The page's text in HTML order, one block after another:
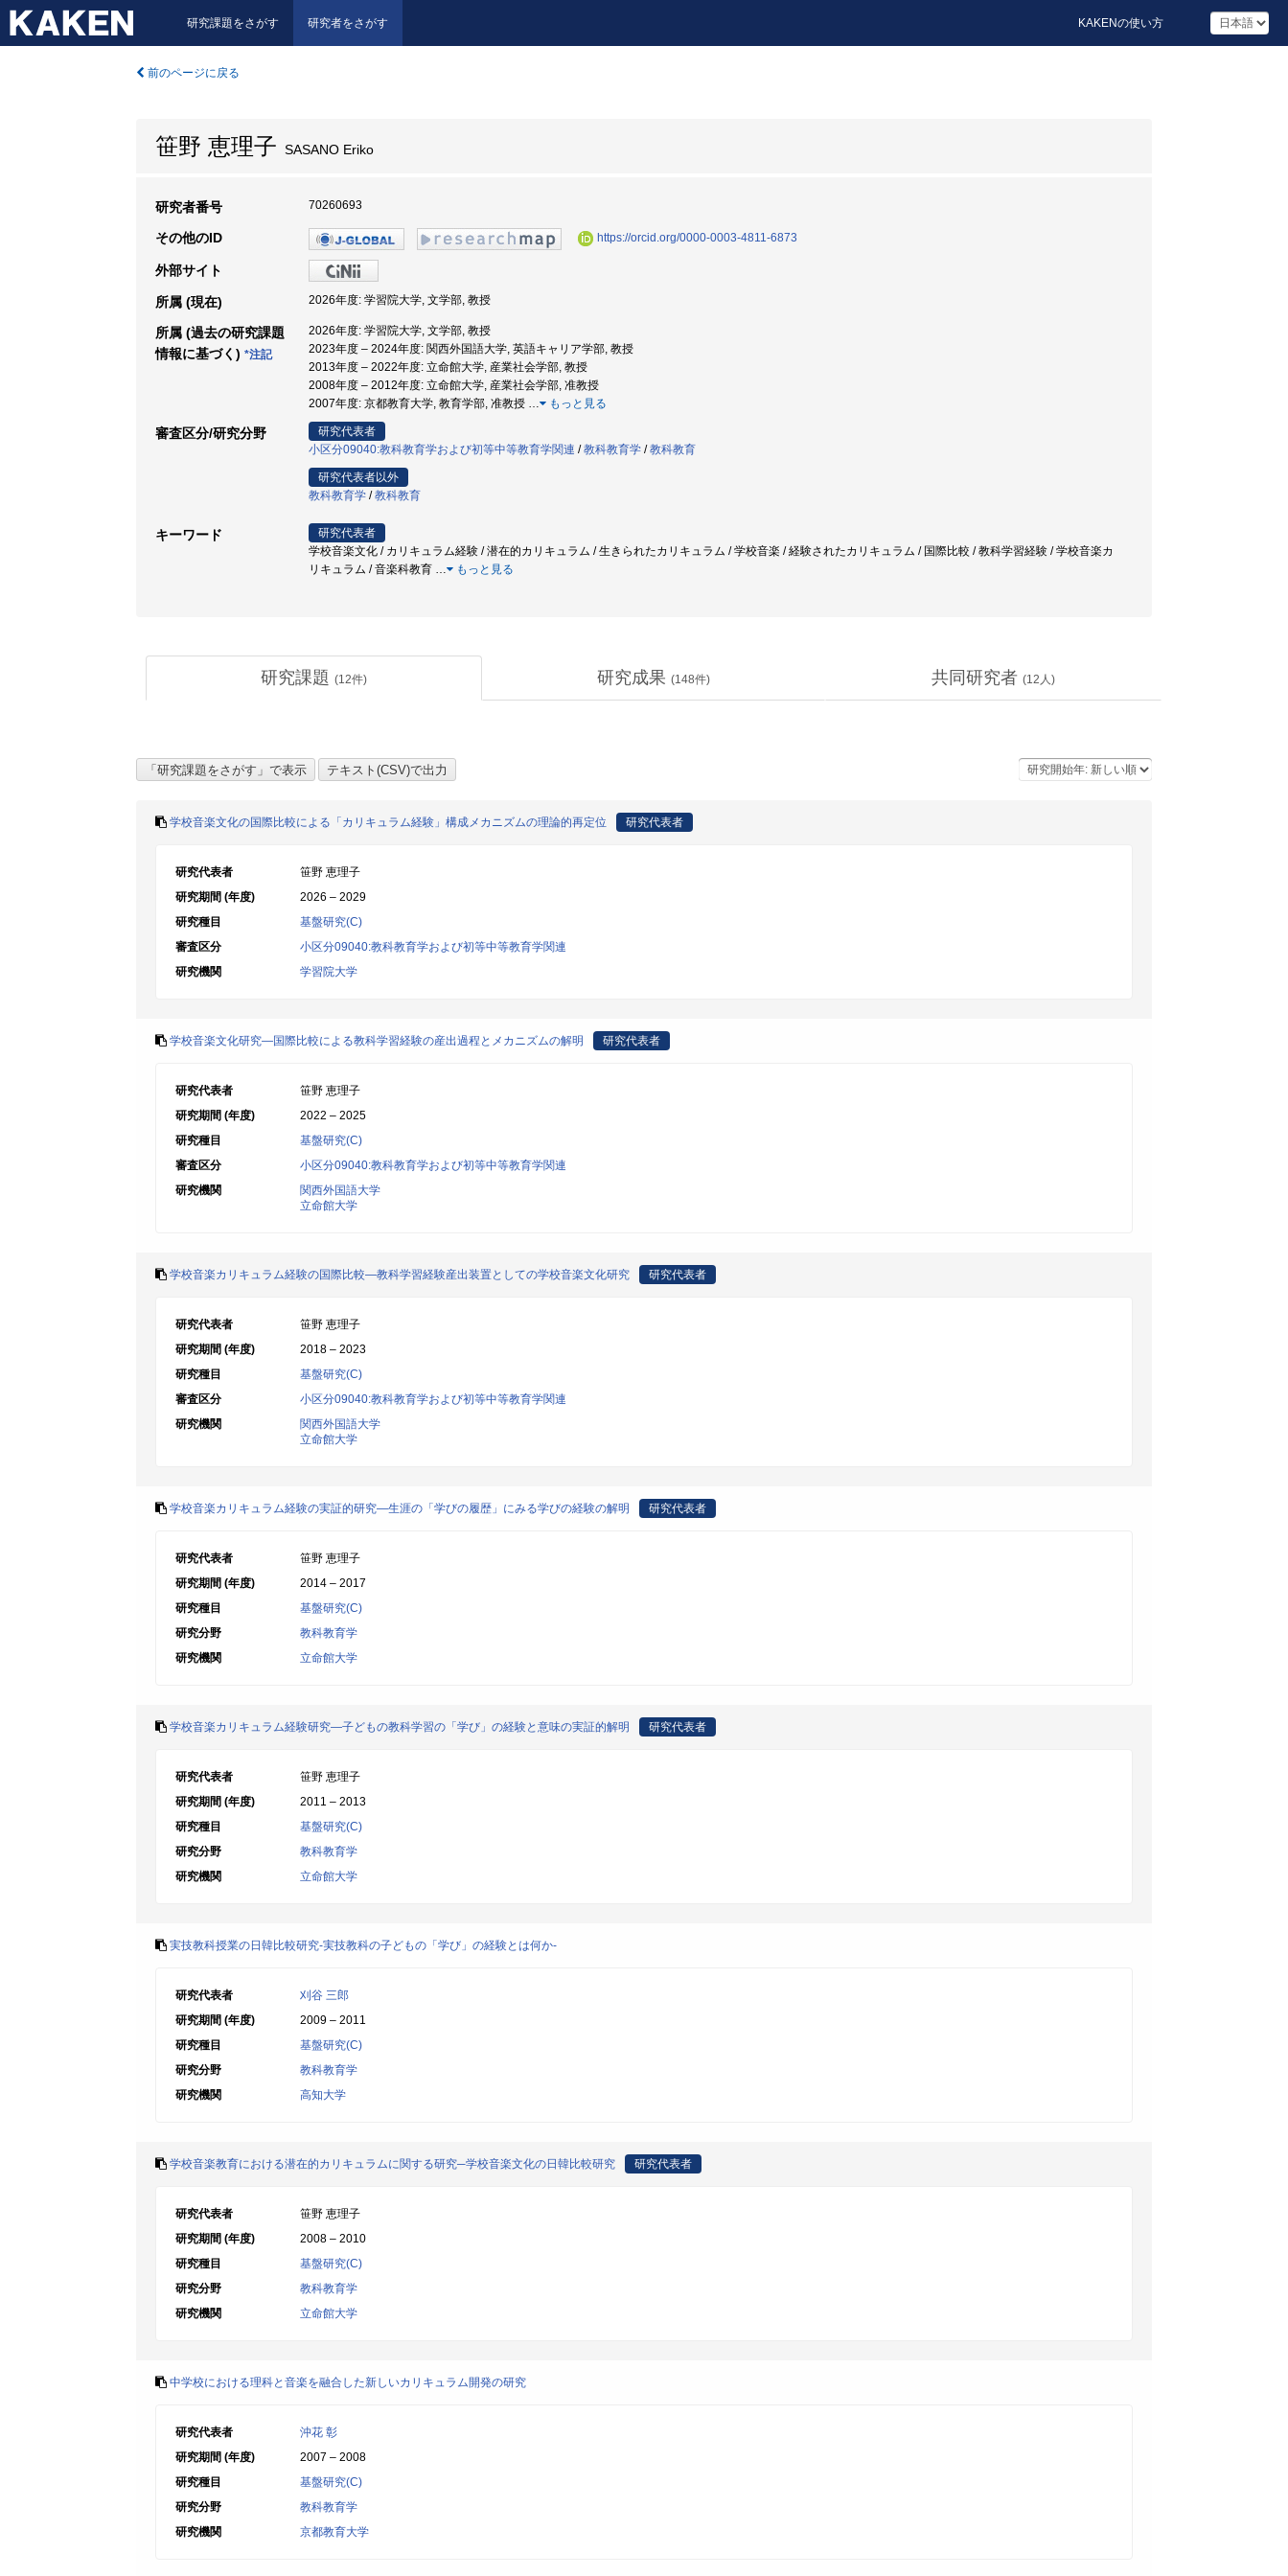
研究課題をさがす 研究者をさがす KAKENの使い方
前のページに戻る
笹野 恵理子 SASANO Eriko
研究者番号 70260693
その他のID https://orcid.org/0000-0003-4811-6873
外部サイト
所属 (現在) 2026年度: 学習院大学, 文学部, 教授
所属 (過去の研究課題
情報に基づく) *注記
2026年度: 学習院大学, 文学部, 教授
2023年度 – 2024年度: 関西外国語大学, 英語キャリア学部, 教授
2013年度 – 2022年度: 立命館大学, 産業社会学部, 教授
2008年度 – 2012年度: 立命館大学, 産業社会学部, 准教授
2007年度: 京都教育大学, 教育学部, 准教授 … もっと見る
審査区分/研究分野
研究代表者
小区分09040:教科教育学および初等中等教育学関連 /教科教育学 /教科教育
研究代表者以外
教科教育学 /教科教育
キーワード
研究代表者
学校音楽文化 / カリキュラム経験 / 潜在的カリキュラム / 生きられたカリキュラム / 学校音楽 / 経験されたカリキュラム / 国際比較 / 教科学習経験 / 学校音楽カ
リキュラム / 音楽科教育 … もっと見る
研究課題 (12件) 研究成果 (148件) 共同研究者 (12 人)
学校音楽文化の国際比較による「カリキュラム経験」構成メカニズムの理論的再定位 研究代表者
研究代表者
笹野 恵理子
研究期間 (年度)
2026 – 2029
研究種目
基盤研究(C)
審査区分
小区分09040:教科教育学および初等中等教育学関連
研究機関
学習院大学
学校音楽文化研究―国際比較による教科学習経験の産出過程とメカニズムの解明 研究代表者
研究代表者
笹野 恵理子
研究期間 (年度)
2022 – 2025
研究種目
基盤研究(C)
審査区分
小区分09040:教科教育学および初等中等教育学関連
研究機関
関西外国語大学
立命館大学
学校音楽カリキュラム経験の国際比較―教科学習経験産出装置としての学校音楽文化研究 研究代表者
研究代表者
笹野 恵理子
研究期間 (年度)
2018 – 2023
研究種目
基盤研究(C)
審査区分
小区分09040:教科教育学および初等中等教育学関連
研究機関
関西外国語大学
立命館大学
学校音楽カリキュラム経験の実証的研究―生涯の「学びの履歴」にみる学びの経験の解明 研究代表者
研究代表者
笹野 恵理子
研究期間 (年度)
2014 – 2017
研究種目
基盤研究(C)
研究分野
教科教育学
研究機関
立命館大学
学校音楽カリキュラム経験研究―子どもの教科学習の「学び」の経験と意味の実証的解明 研究代表者
研究代表者
笹野 恵理子
研究期間 (年度)
2011 – 2013
研究種目
基盤研究(C)
研究分野
教科教育学
研究機関
立命館大学
実技教科授業の日韓比較研究-実技教科の子どもの「学び」の経験とは何か-
研究代表者
刈谷 三郎
研究期間 (年度)
2009 – 2011
研究種目
基盤研究(C)
研究分野
教科教育学
研究機関
高知大学
学校音楽教育における潜在的カリキュラムに関する研究─学校音楽文化の日韓比較研究 研究代表者
研究代表者
笹野 恵理子
研究期間 (年度)
2008 – 2010
研究種目
基盤研究(C)
研究分野
教科教育学
研究機関
立命館大学
中学校における理科と音楽を融合した新しいカリキュラム開発の研究
研究代表者
沖花 彰
研究期間 (年度)
2007 – 2008
研究種目
基盤研究(C)
研究分野
教科教育学
研究機関
京都教育大学